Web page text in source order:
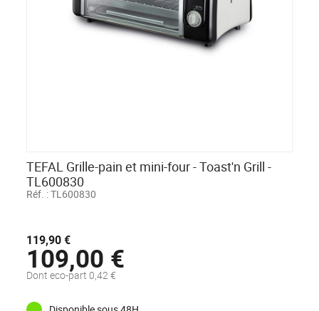
TEFAL Grille-pain et mini-four - Toast'n Grill -
TL600830
Réf. :TL600830
119,90 €
109,00 €
Dont eco-part 0,42 €